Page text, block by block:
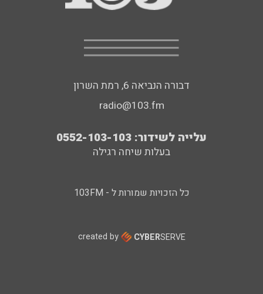
דבורה הנביאה 6, רמת השרון
radio@103.fm
עלייה לשידור: 0552-103-103
בעלות שיחה רגילה
כל הזכויות שמורות ל - 103FM
created by CYBERSERVE